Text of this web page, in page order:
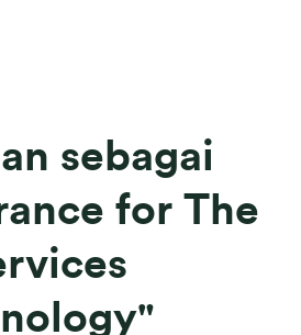
sebagai
for The